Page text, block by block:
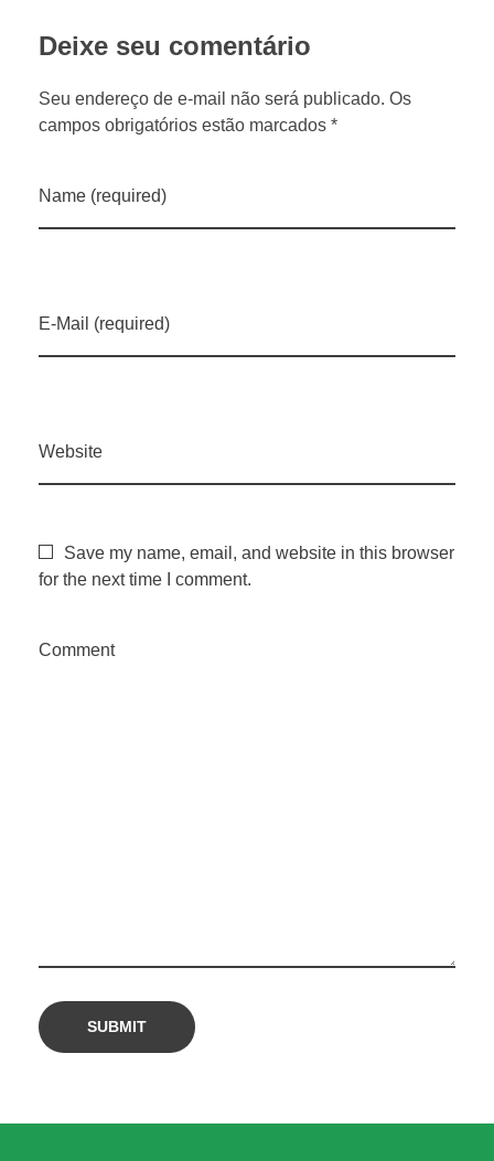
m
a
n
t
d
e
m
o
r
o
Deixe seu comentário
Seu endereço de e-mail não será publicado. Os
campos obrigatórios estão marcados *
Name (required)
E-Mail (required)
Website
Save my name, email, and website in this browser
for the next time I comment.
Comment